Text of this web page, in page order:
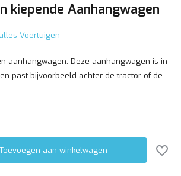
kiepende Aanhangwagen
Voertuigen
aanhangwagen. Deze aanhangwagen is in
past bijvoorbeeld achter de tractor of de
Toevoegen aan winkelwagen